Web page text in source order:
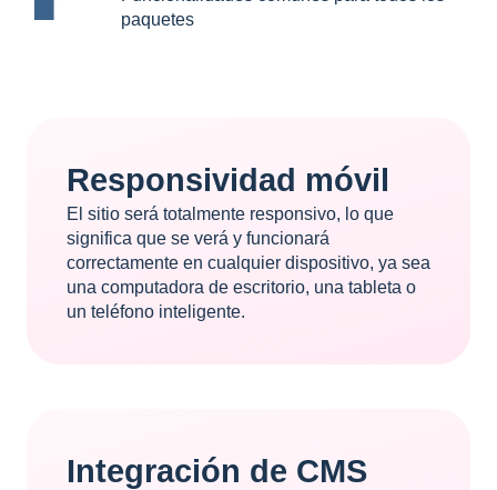
paquetes
Responsividad móvil
El sitio será totalmente responsivo, lo que
significa que se verá y funcionará
correctamente en cualquier dispositivo, ya sea
una computadora de escritorio, una tableta o
un teléfono inteligente.
Integración de CMS